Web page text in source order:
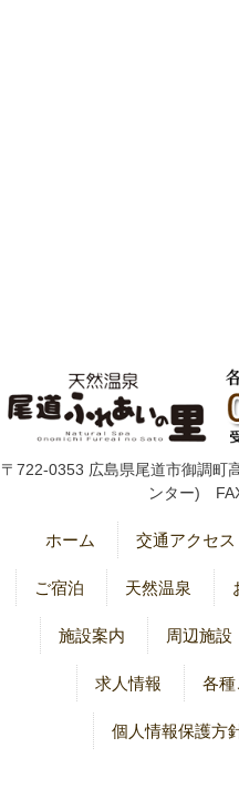
〒722-0353 広島県尾道市御調
ンター)
ホーム 交通アクセス
ご宿泊 天然温泉
施設案内 周辺施設
求人情報 各
個人情報保護方